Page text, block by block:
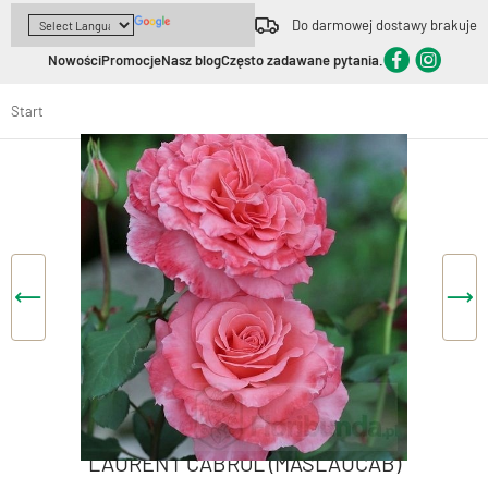
Do darmowej dostawy brakuje
NowościPromocjeNasz blogCzęsto zadawane pytania.
Start
LAURENT CABROL (MASLAUCAB)